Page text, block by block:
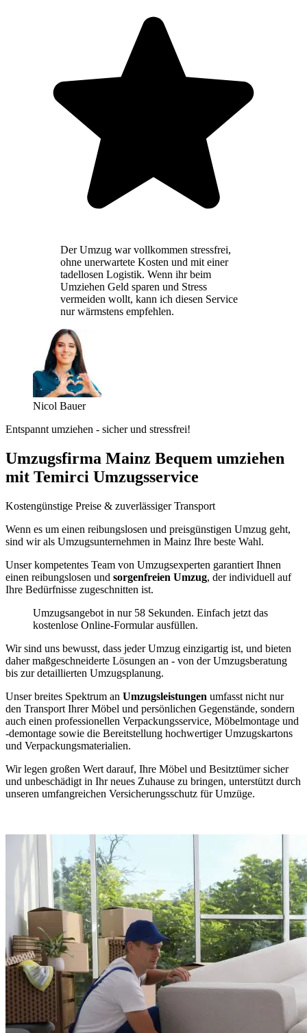
Der Umzug war vollkommen stressfrei,
ohne unerwartete Kosten und mit einer
tadellosen Logistik. Wenn ihr beim
Umziehen Geld sparen und Stress
vermeiden wollt, kann ich diesen Service
nur wärmstens empfehlen.
Nicol Bauer
Entspannt umziehen - sicher und stressfrei!
Umzugsfirma Mainz Bequem umziehen
mit Temirci Umzugsservice
Kostengünstige Preise & zuverlässiger Transport
Wenn es um einen reibungslosen und preisgünstigen Umzug geht,
sind wir als Umzugsunternehmen in Mainz Ihre beste Wahl.
Unser kompetentes Team von Umzugsexperten garantiert Ihnen
einen reibungslosen und sorgenfreien Umzug, der individuell auf
Ihre Bedürfnisse zugeschnitten ist.
Umzugsangebot in nur 58 Sekunden. Einfach jetzt das
kostenlose Online-Formular ausfüllen.
Wir sind uns bewusst, dass jeder Umzug einzigartig ist, und bieten
daher maßgeschneiderte Lösungen an - von der Umzugsberatung
bis zur detaillierten Umzugsplanung.
Unser breites Spektrum an Umzugsleistungen umfasst nicht nur
den Transport Ihrer Möbel und persönlichen Gegenstände, sondern
auch einen professionellen Verpackungsservice, Möbelmontage und
-demontage sowie die Bereitstellung hochwertiger Umzugskartons
und Verpackungsmaterialien.
Wir legen großen Wert darauf, Ihre Möbel und Besitztümer sicher
und unbeschädigt in Ihr neues Zuhause zu bringen, unterstützt durch
unseren umfangreichen Versicherungsschutz für Umzüge.